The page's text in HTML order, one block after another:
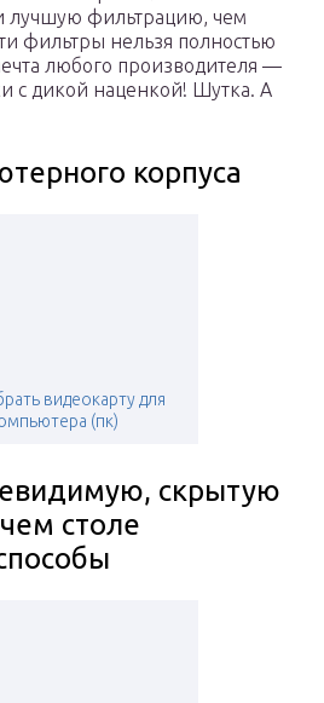
лучшую фильтрацию, чем
фильтры нельзя полностью
любого производителя —
с дикой наценкой! Шутка. А
корпуса
видеокарту для
(пк)
скрытую
столе